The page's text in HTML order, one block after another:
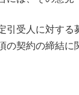
受人に対する
の契約の締結に